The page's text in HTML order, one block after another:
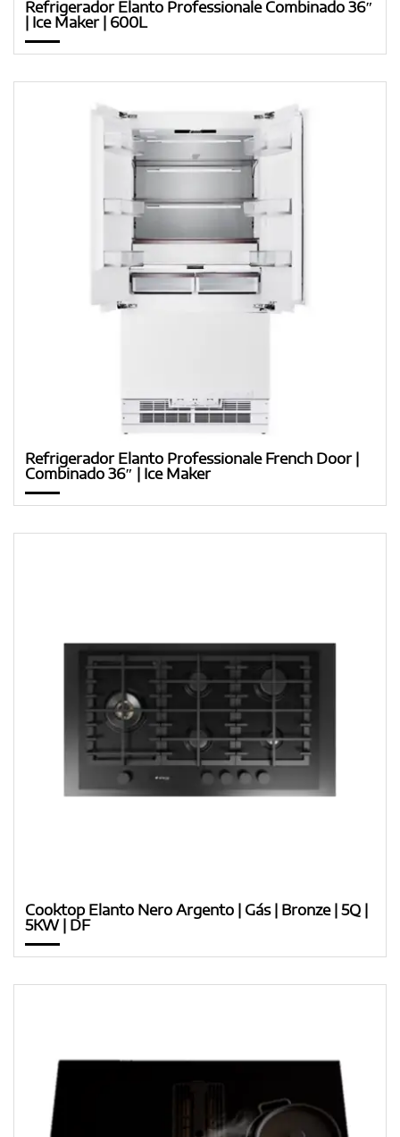
Refrigerador Elanto Professionale Combinado 36″
| Ice Maker | 600L
Refrigerador Elanto Professionale French Door |
Combinado 36″ | Ice Maker
Cooktop Elanto Nero Argento | Gás | Bronze | 5Q |
5KW | DF